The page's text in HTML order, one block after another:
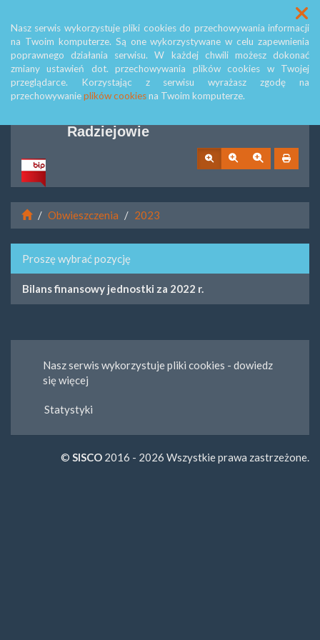
Nasz serwis wykorzystuje pliki cookies do przechowywania informacji
na Twoim komputerze. Są one wykorzystywane w celu zapewnienia
poprawnego działania serwisu. W każdej chwili możesz dokonać
zmiany ustawień dot. przechowywania plików cookies w Twojej
przeglądarce. Korzystając z serwisu wyrażasz zgodę na
przechowywanieplików cookiesna Twoim komputerze.
Menu
Biuletyn Informacji Publicznej
Radziejowie
Obwieszczenia 2023
Proszę wybrać pozycję
Bilans finansowy jednostki za 2022 r.
Nasz serwis wykorzystuje pliki cookies - dowiedz
się więcej
Statystyki
© SISCO 2016 - 2026 Wszystkie prawa zastrzeżone.